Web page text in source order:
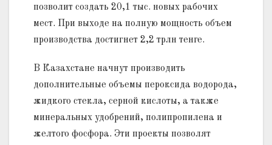
позволит создать 20,1 тыс. новых рабочих
мест. При выходе на полную мощность объем
производства достигнет 2,2 трлн тенге.
В Казахстане начнут производить
дополнительные объемы пероксида водорода,
жидкого стекла, серной кислоты, а также
минеральных удобрений, полипропилена и
желтого фосфора. Эти проекты позволят